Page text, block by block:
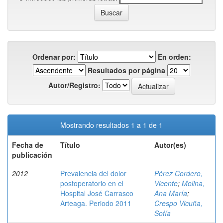
Ordenar por:
En orden:
Resultados por página
Autor/Registro:
Mostrando resultados 1 a 1 de 1
Fecha de
publicación
Título Autor(es)
2012
Prevalencia del dolor
postoperatorio en el
Hospital José Carrasco
Arteaga. Periodo 2011
Pérez Cordero,
Vicente; Molina,
Ana María;
Crespo Vicuña,
Sofía